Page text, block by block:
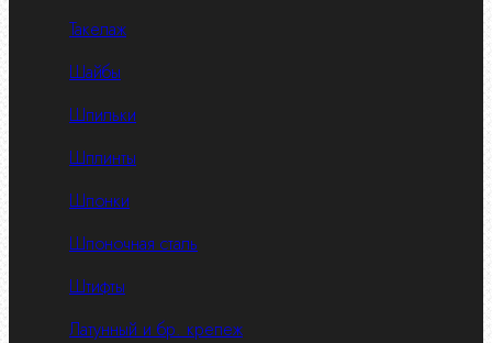
Такелаж
Шайбы
Шпильки
Шплинты
Шпонки
Шпоночная сталь
Штифты
Латунный и бр. крепеж